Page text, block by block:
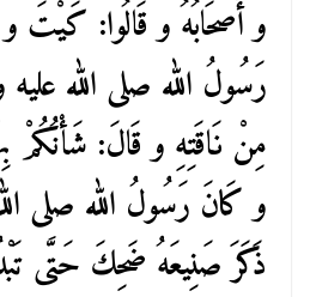
و أَصحَابُهُ و قَالُوا:
رَسُولُ الله صلى الله
مِنْ نَاقَتِهِ و قَالَ: شَأْنُكُمْ
و كَانَ رَسُولُ الله صلى
ذَكَرَ صَنِيعَهُ ضَحِكَ حَتَّى